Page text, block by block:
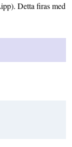
Detta firas med